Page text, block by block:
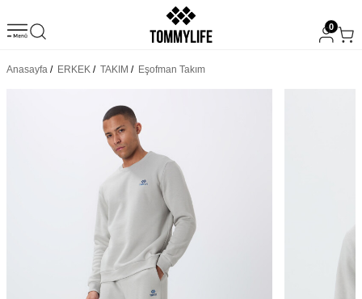
0
Anasayfa / ERKEK / TAKIM / Eşofman Takım